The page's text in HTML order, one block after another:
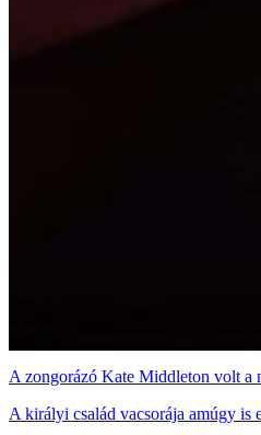
A zongorázó Kate Middleton volt a
A királyi család vacsorája amúgy is